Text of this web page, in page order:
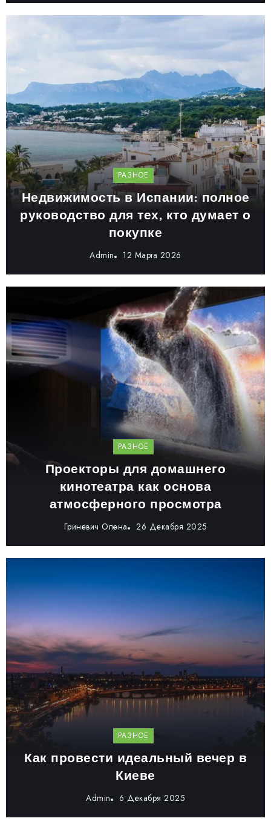
РАЗНОЕ
Недвижимость в Испании: полное
руководство для тех, кто думает о
покупке
Admin 12 Марта 2026
РАЗНОЕ
Проекторы для домашнего
кинотеатра как основа
атмосферного просмотра
Гриневич Олена 26 Декабря 2025
РАЗНОЕ
Как провести идеальный вечер в
Киеве
Admin 6 Декабря 2025